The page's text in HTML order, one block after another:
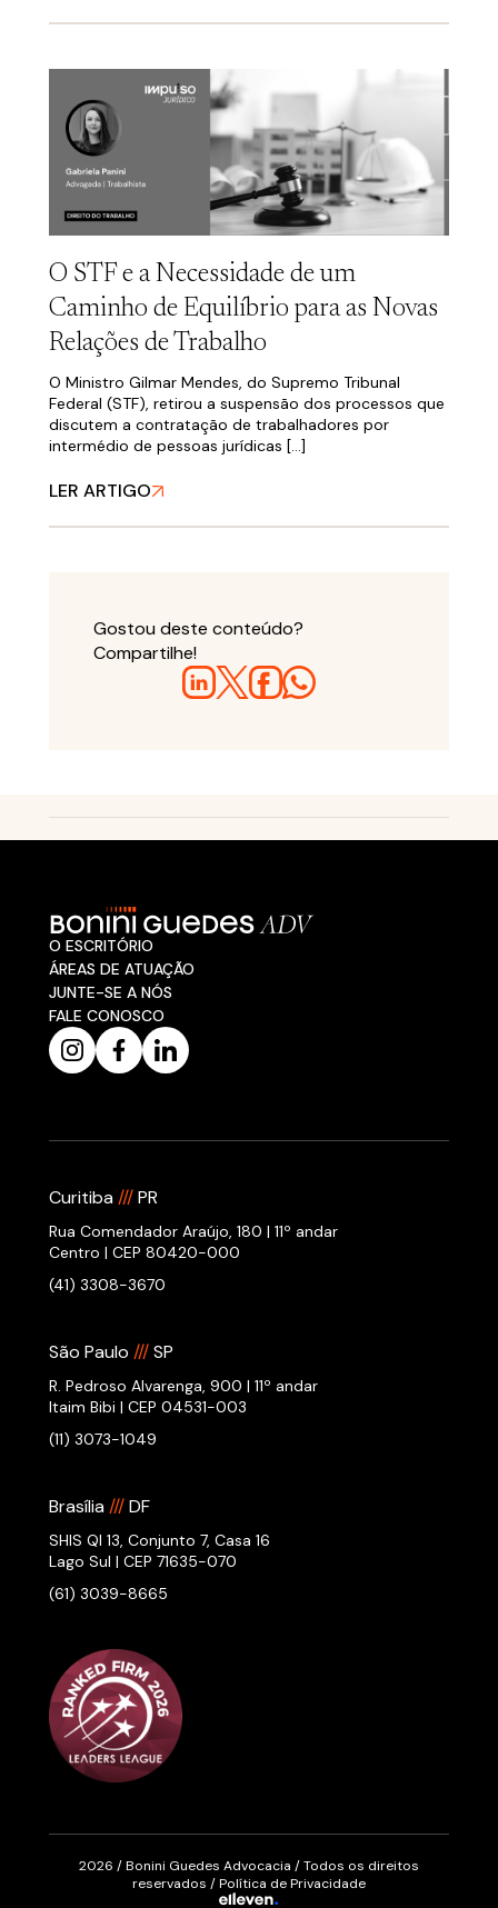
O STF e a Necessidade de um
Caminho de Equilíbrio para as Novas
Relações de Trabalho
O Ministro Gilmar Mendes, do Supremo Tribunal
Federal (STF), retirou a suspensão dos processos que
discutem a contratação de trabalhadores por
intermédio de pessoas jurídicas […]
LER ARTIGO
Gostou deste conteúdo?
Compartilhe!
O ESCRITÓRIO
ÁREAS DE ATUAÇÃO
JUNTE-SE A NÓS
FALE CONOSCO
Curitiba///PR
Rua Comendador Araújo, 180 | 11º andar
Centro | CEP 80420-000
(41) 3308-3670
São Paulo ///SP
R. Pedroso Alvarenga, 900 | 11º andar
Itaim Bibi | CEP 04531-003
(11) 3073-1049
Brasília///DF
SHIS QI 13, Conjunto 7, Casa 16
Lago Sul | CEP 71635-070
(61) 3039-8665
2026 / Bonini Guedes Advocacia / Todos os direitos
reservados /Política de Privacidade